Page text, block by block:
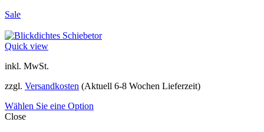
Sale
Quick view
inkl. MwSt.
zzgl. Versandkosten (Aktuell 6-8 Wochen Lieferzeit)
Wählen Sie eine Option
Close